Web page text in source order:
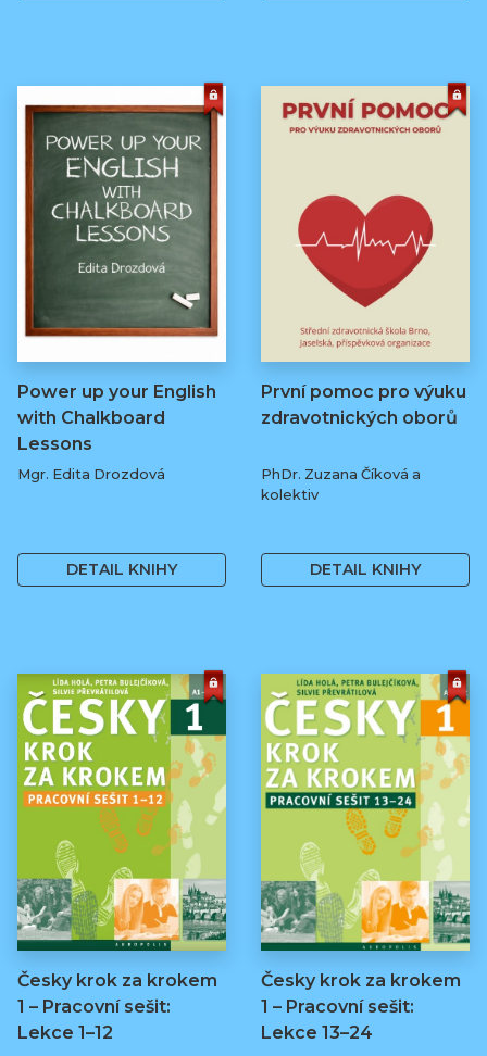
Power up your English
with Chalkboard
Lessons
Mgr. Edita Drozdová
DETAIL KNIHY
První pomoc pro výuku
zdravotnických oborů
PhDr. Zuzana Číková a
kolektiv
DETAIL KNIHY
Česky krok za krokem
1 – Pracovní sešit:
Lekce 1–12
Česky krok za krokem
1 – Pracovní sešit:
Lekce 13–24